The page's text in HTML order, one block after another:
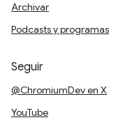
Archivar
Podcasts y programas
Seguir
@ChromiumDev en X
YouTube